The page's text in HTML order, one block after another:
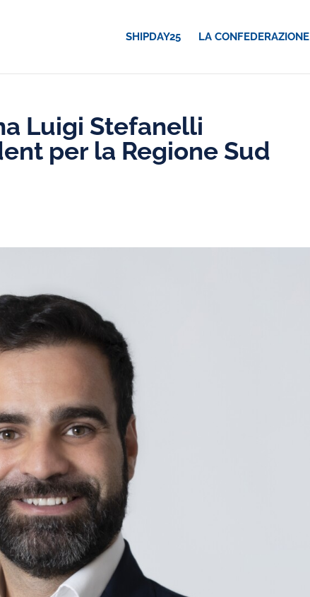
SHIPDAY25 LA CONFEDERAZIONE
Luigi Stefanelli
per la Regione Sud